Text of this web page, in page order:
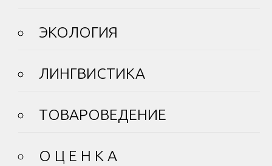
ЭКОЛОГИЯ
ЛИНГВИСТИКА
ТОВАРОВЕДЕНИЕ
О Ц Е Н К А